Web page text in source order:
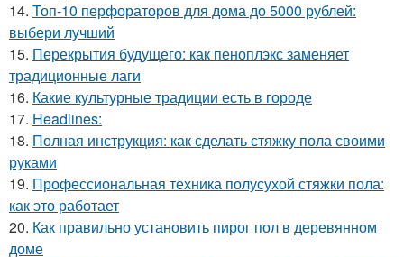
14. Топ-10 перфораторов для дома до 5000 рублей:
выбери лучший
15. Перекрытия будущего: как пеноплэкс заменяет
традиционные лаги
16. Какие культурные традиции есть в городе
17. Headlines:
18. Полная инструкция: как сделать стяжку пола своими
руками
19. Профессиональная техника полусухой стяжки пола:
как это работает
20. Как правильно установить пирог пол в деревянном
доме